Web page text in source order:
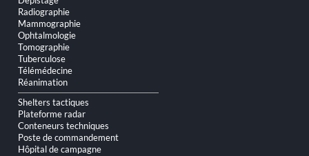
Radiographie
Mammographie
Ophtalmologie
Tomographie
Tuberculose
Télémédecine
Réanimation
Shelters tactiques
Plateforme radar
Conteneurs techniques
Poste de commandement
Hôpital de campagne